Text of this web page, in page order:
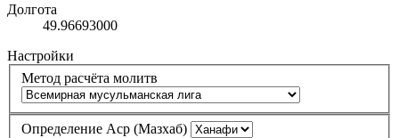
Долгота
49.96693000
Настройки
Метод расчёта молитв
Определение Аср (Мазхаб)